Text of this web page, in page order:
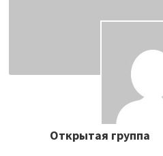
Открытая группа